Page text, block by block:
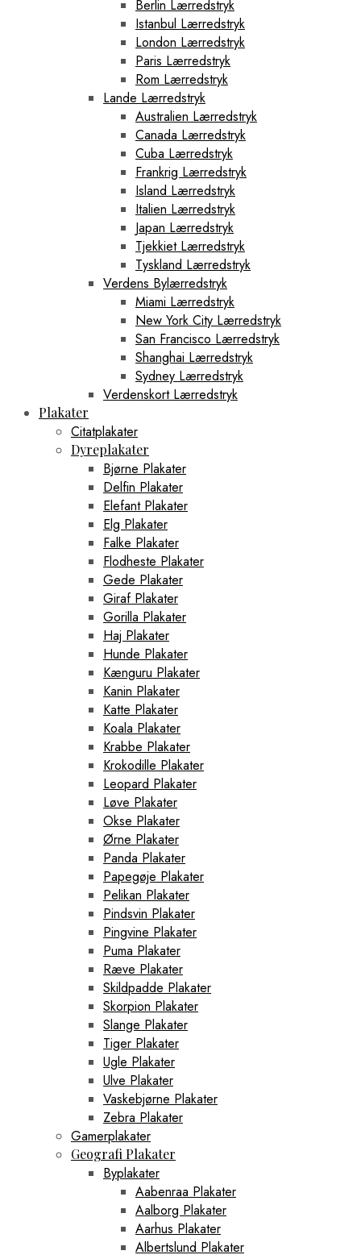
Berlin Lærredstryk
Istanbul Lærredstryk
London Lærredstryk
Paris Lærredstryk
Rom Lærredstryk
Lande Lærredstryk
Australien Lærredstryk
Canada Lærredstryk
Cuba Lærredstryk
Frankrig Lærredstryk
Island Lærredstryk
Italien Lærredstryk
Japan Lærredstryk
Tjekkiet Lærredstryk
Tyskland Lærredstryk
Verdens Bylærredstryk
Miami Lærredstryk
New York City Lærredstryk
San Francisco Lærredstryk
Shanghai Lærredstryk
Sydney Lærredstryk
Verdenskort Lærredstryk
Plakater
Citatplakater
Dyreplakater
Bjørne Plakater
Delfin Plakater
Elefant Plakater
Elg Plakater
Falke Plakater
Flodheste Plakater
Gede Plakater
Giraf Plakater
Gorilla Plakater
Haj Plakater
Hunde Plakater
Kænguru Plakater
Kanin Plakater
Katte Plakater
Koala Plakater
Krabbe Plakater
Krokodille Plakater
Leopard Plakater
Løve Plakater
Okse Plakater
Ørne Plakater
Panda Plakater
Papegøje Plakater
Pelikan Plakater
Pindsvin Plakater
Pingvine Plakater
Puma Plakater
Ræve Plakater
Skildpadde Plakater
Skorpion Plakater
Slange Plakater
Tiger Plakater
Ugle Plakater
Ulve Plakater
Vaskebjørne Plakater
Zebra Plakater
Gamerplakater
Geografi Plakater
Byplakater
Aabenraa Plakater
Aalborg Plakater
Aarhus Plakater
Albertslund Plakater